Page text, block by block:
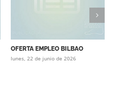
OFERTA EMPLEO BILBAO
lunes, 22 de junio de 2026